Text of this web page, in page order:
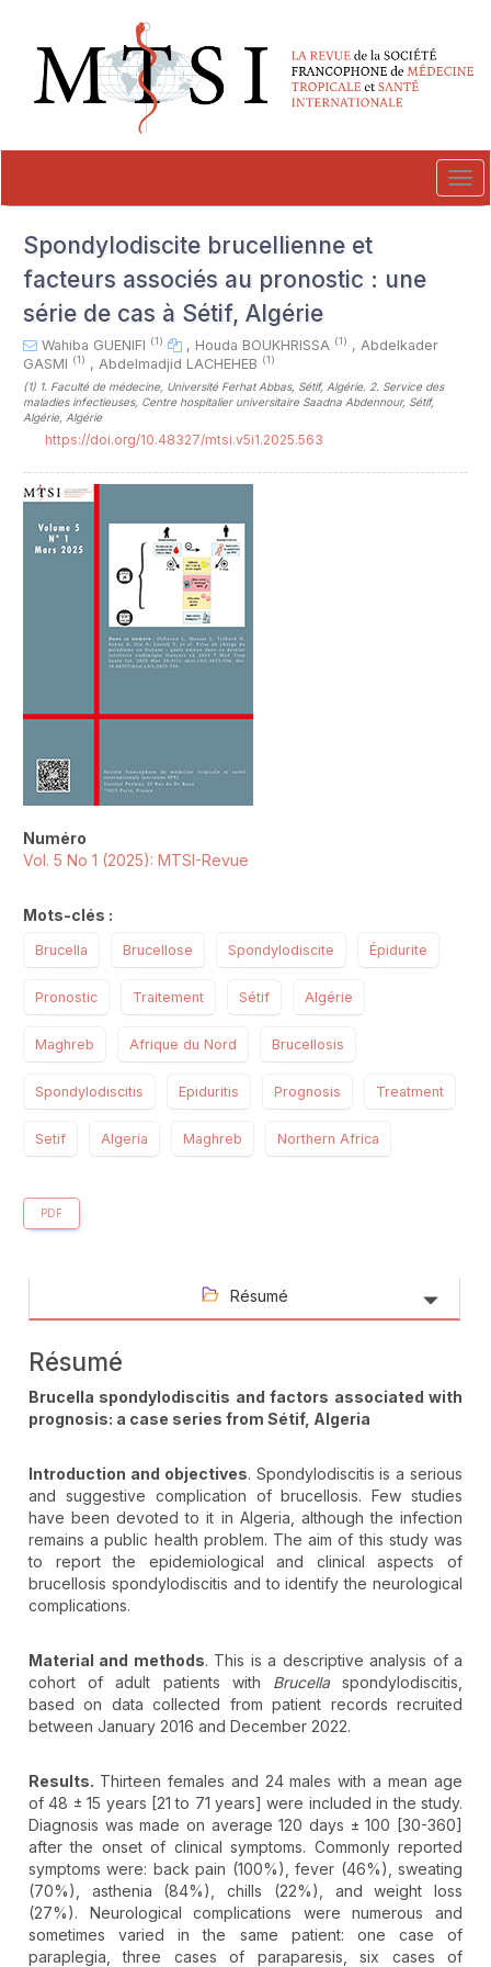
##plugins.themes.novelty.accessible_menu.main_navigation##
##plugins.themes.novelty.accessible_menu.main_content##
##plugins.themes.novelty.accessible_menu.sidebar##
Spondylodiscite brucellienne et
facteurs associés au pronostic : une
série de cas à Sétif, Algérie
Wahiba GUENIFI (1) , Houda BOUKHRISSA (1) , Abdelkader
GASMI (1) , Abdelmadjid LACHEHEB (1)
(1) 1. Faculté de médecine, Université Ferhat Abbas, Sétif, Algérie. 2. Service des
maladies infectieuses, Centre hospitalier universitaire Saadna Abdennour, Sétif,
Algérie, Algérie
https://doi.org/10.48327/mtsi.v5i1.2025.563
Numéro
Vol. 5 No 1 (2025): MTSI-Revue
Mots-clés :
Brucella Brucellose Spondylodiscite Épidurite
Pronostic Traitement Sétif Algérie
Maghreb Afrique du Nord Brucellosis
Spondylodiscitis Epiduritis Prognosis Treatment
Setif Algeria Maghreb Northern Africa
PDF
Résumé
Résumé
Brucella spondylodiscitis and factors associated with
prognosis: a case series from Sétif, Algeria
Introduction and objectives. Spondylodiscitis is a serious
and suggestive complication of brucellosis. Few studies
have been devoted to it in Algeria, although the infection
remains a public health problem. The aim of this study was
to report the epidemiological and clinical aspects of
brucellosis spondylodiscitis and to identify the neurological
complications.
Material and methods. This is a descriptive analysis of a
cohort of adult patients with Brucellaspondylodiscitis,
based on data collected from patient records recruited
between January 2016 and December 2022.
Results. Thirteen females and 24 males with a mean age
of 48 ± 15 years [21 to 71 years] were included in the study.
Diagnosis was made on average 120 days ± 100 [30-360]
after the onset of clinical symptoms. Commonly reported
symptoms were: back pain (100%), fever (46%), sweating
(70%), asthenia (84%), chills (22%), and weight loss
(27%). Neurological complications were numerous and
sometimes varied in the same patient: one case of
paraplegia, three cases of paraparesis, six cases of